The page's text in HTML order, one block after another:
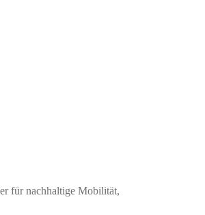
für nachhaltige Mobilität,